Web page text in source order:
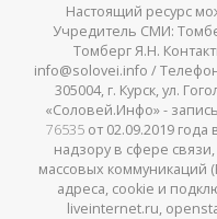
Настоящий ресурс
Учредитель СМИ:
Томберг Я.Н.
info@solovei.info /
305004, г. Курск, ул.
«Соловей.Инфо» -
76535от 02.09.2019
надзору в сфере
массовых коммуникаций
адреса, cookie и
liveinternet.ru,